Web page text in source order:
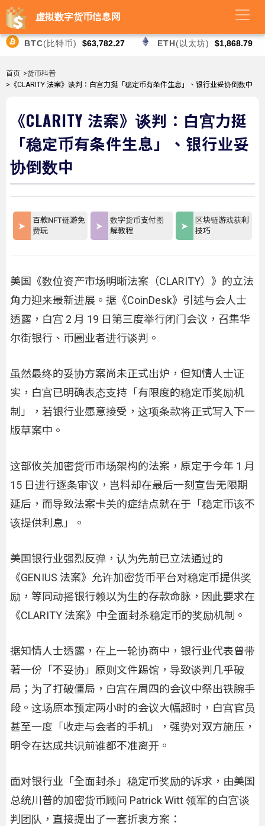
虚拟数字货币信息网
BTC(比特币) $63,782.27 ETH(以太坊) $1,868.79
首页 >货币科普
>《CLARITY 法案》谈判：白宫力挺「稳定币有条件生息」、银行业妥协倒数中
《CLARITY 法案》谈判：白宫力挺
「稳定币有条件生息」、银行业妥
协倒数中
百款NFT链游免
费玩
数字货币支付图
解教程
区块链游戏获利
技巧
美国《数位资产市场明晰法案（CLARITY）》的立法
角力迎来最新进展。据《CoinDesk》引述与会人士
透露，白宫 2 月 19 日第三度举行闭门会议，召集华
尔街银行、币圈业者进行谈判。
虽然最终的妥协方案尚未正式出炉，但知情人士证
实，白宫已明确表态支持「有限度的稳定币奖励机
制」，若银行业愿意接受，这项条款将正式写入下一
版草案中。
这部攸关加密货币市场架构的法案，原定于今年 1 月
15 日进行逐条审议，岂料却在最后一刻宣告无限期
延后，而导致法案卡关的症结点就在于「稳定币该不
该提供利息」。
美国银行业强烈反弹，认为先前已立法通过的
《GENIUS 法案》允许加密货币平台对稳定币提供奖
励，等同动摇银行赖以为生的存款命脉，因此要求在
《CLARITY 法案》中全面封杀稳定币的奖励机制。
据知情人士透露，在上一轮协商中，银行业代表曾带
著一份「不妥协」原则文件踢馆，导致谈判几乎破
局；为了打破僵局，白宫在周四的会议中祭出铁腕手
段。这场原本预定两小时的会议大幅超时，白宫官员
甚至一度「收走与会者的手机」，强势对双方施压，
明令在达成共识前谁都不准离开。
面对银行业「全面封杀」稳定币奖励的诉求，由美国
总统川普的加密货币顾问 Patrick Witt 领军的白宫谈
判团队，直接提出了一套折衷方案：